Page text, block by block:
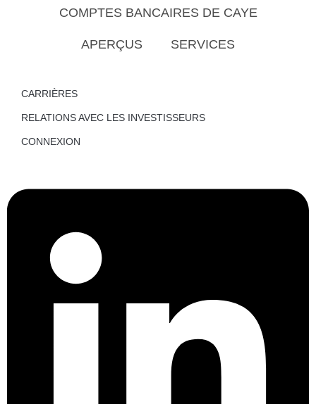
COMPTES BANCAIRES DE CAYE
APERÇUS SERVICES
CARRIÈRES
RELATIONS AVEC LES INVESTISSEURS
CONNEXION